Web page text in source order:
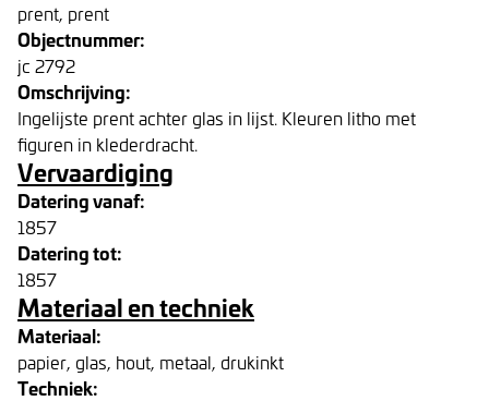
prent, prent
Objectnummer:
jc 2792
Omschrijving:
Ingelijste prent achter glas in lijst. Kleuren litho met
figuren in klederdracht.
Vervaardiging
Datering vanaf:
1857
Datering tot:
1857
Materiaal en techniek
Materiaal:
papier, glas, hout, metaal, drukinkt
Techniek: